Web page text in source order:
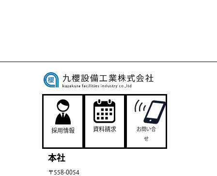
採用情報 資料請求
お問い合
せ
本社
〒558-0054